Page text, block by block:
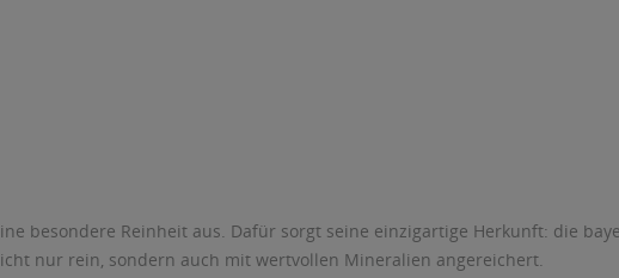
besondere Reinheit aus. Dafür sorgt seine einzigartige Herkunft: die
nur rein, sondern auch mit wertvollen Mineralien angereichert.